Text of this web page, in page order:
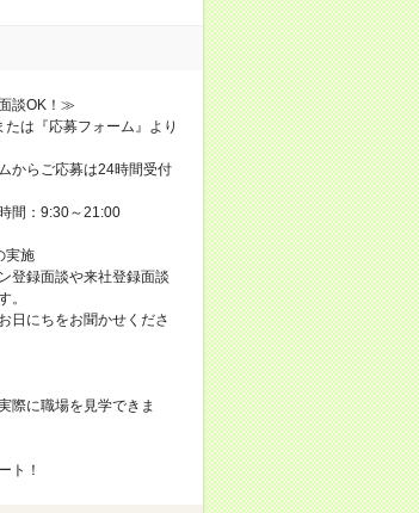
談OK！≫
たは『応募フォーム』より
らご応募は24時間受付
：9:30～21:00
実施
登録面談や来社登録面談
。
にちをお聞かせくださ
に職場を見学できま
ト！